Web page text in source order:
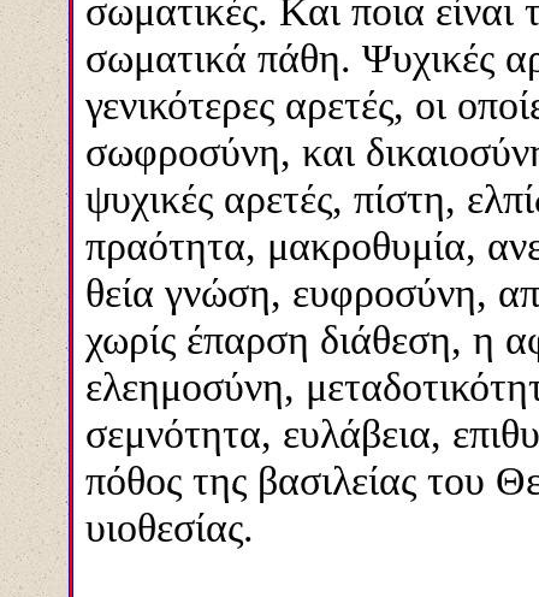
σωματικές. Και ποια
σωματικά πάθη. Ψυχικές
γενικότερες αρετές, οι
σωφροσύνη, και
ψυχικές αρετές, πίστη,
πραότητα, μακροθυμία,
θεία γνώση, ευφροσύνη,
χωρίς έπαρση διάθεση, η
ελεημοσύνη,
σεμνότητα, ευλάβεια,
πόθος της βασιλείας του
υιοθεσίας.